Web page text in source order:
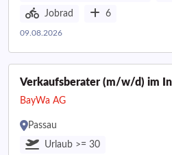
Jobrad 6
09.08.2026
Verkaufsberater (m/w/d) im
BayWa AG
Passau
Urlaub >= 30